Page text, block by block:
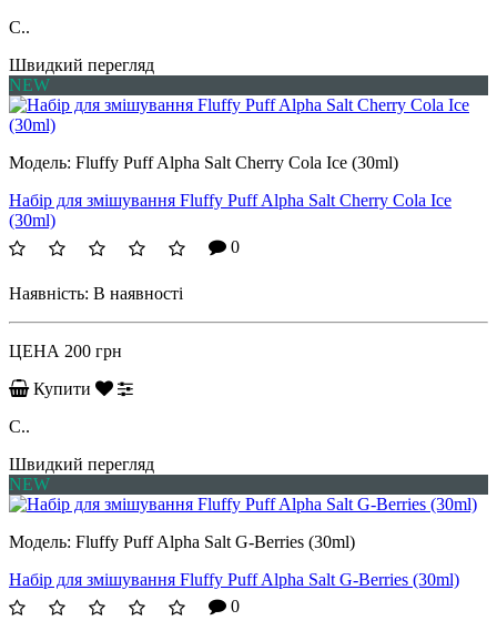
C..
Швидкий перегляд
NEW
Модель: Fluffy Puff Alpha Salt Cherry Cola Ice (30ml)
Набір для змішування Fluffy Puff Alpha Salt Cherry Cola Ice
(30ml)
0
Наявність: В наявності
ЦЕНА 200 грн
Купити
C..
Швидкий перегляд
NEW
Модель: Fluffy Puff Alpha Salt G-Berries (30ml)
Набір для змішування Fluffy Puff Alpha Salt G-Berries (30ml)
0